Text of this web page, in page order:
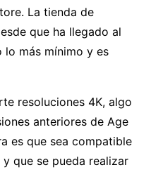
La tienda de
que ha llegado al
lo más mínimo y es
resoluciones 4K, algo
anteriores de Age
es que sea compatible
que se pueda realizar